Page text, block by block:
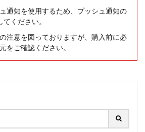
通知を使用するため、プッシュ通知の
ください。
注意を図っておりますが、購入前に必
をご確認ください。